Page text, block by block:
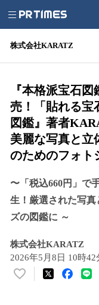
株式会社KARATZ
『本格派宝石
売！「貼れる宝
図鑑』著者
美麗な写真と立
のためのフォト
〜「税込660円」で
生！厳選された写
ズの図鑑に ～
株式会社KARATZ
2026年5月8日 10時42
い